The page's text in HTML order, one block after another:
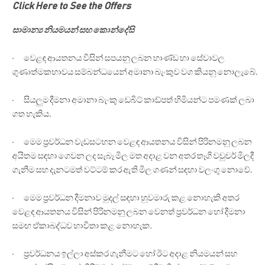
Click Here to See the Offers
සාමාන්‍ය නියමයන් සහ කොන්දේසි
· වෙළඳ ආයතනය විසින් සපයනු ලබන භාණ්ඩ හා සේවාවල
ගුණාත්මකභාවය සම්බන්ධයෙන් අමානා බැංකුව වග කියනු නොලැබේ.
· සියලුම දීමනා අමානා බැංකු ඩෙබිට් කාඩ්පත් හිමියන්ට පමණක් ලබා
ගත හැකිය.
· මෙම ප්‍රවර්ධන වැඩසටහන වෙළඳ ආයතනය විසින් පිරිනමනු ලබන
අයිතම සඳහා ගෙවන ලද සැබෑ මිල මත අදාළ වන අතර තෑගි වවුචර් මිලදී
ගැනීම සහ දැනටමත් වට්ටම් කර ඇති මිල ගණන් සඳහා වලංගු නොවේ.
· මෙම ප්‍රවර්ධන දීමනාව මුදල් සඳහා හුවමාරු කළ නොහැකි අතර
වෙළඳ ආයතනය විසින් පිරිනමනු ලබන වෙනත් ප්‍රවර්ධන හෝ දීමනා
සමඟ ඒකාබද්ධව භාවිතා කළ නොහැක.
· ප්‍රවර්ධනය ඉල්ලා අස්කර ගැනීමට හෝ ඊට අදාළ නියමයන් සහ